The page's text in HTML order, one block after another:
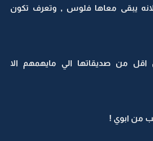
يبقى معاها فلوس , وتعرف تكون
اقل من صديقاتها الي مايهمهم الا
من ابوي !